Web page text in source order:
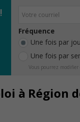
Fréquence
Une fois par
Une fois par
Vous pourrez
à Région